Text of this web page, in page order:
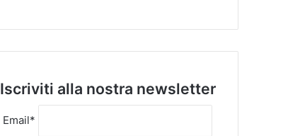
Iscriviti alla nostra newsletter
Email*